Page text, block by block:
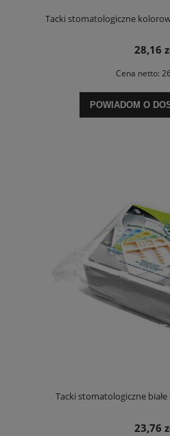
Tacki stomatologiczne
28,16
Cena netto:
POWIADOM O
Tacki stomatologiczne
23,76